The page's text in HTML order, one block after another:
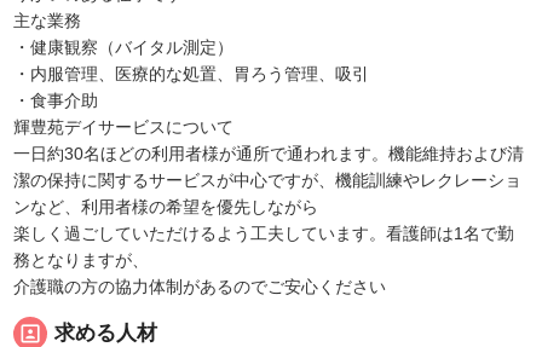
主な業務
・健康観察（バイタル測定）
・内服管理、医療的な処置、胃ろう管理、吸引
・食事介助
輝豊苑デイサービスについて
一日約30名ほどの利用者様が通所で通われます。機能維持および清
潔の保持に関するサービスが中心ですが、機能訓練やレクレーショ
ンなど、利用者様の希望を優先しながら
楽しく過ごしていただけるよう工夫しています。看護師は1名で勤
務となりますが、
介護職の方の協力体制があるのでご安心ください
portrait 求める人材